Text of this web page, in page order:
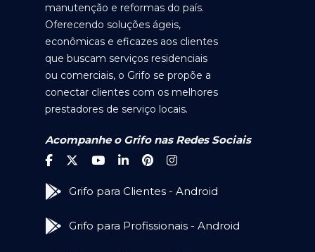
manutenção e reformas do país.
Oferecendo soluções ágeis,
econômicas e eficazes aos clientes
que buscam serviços residenciais
ou comerciais, o Grifo se propõe a
conectar clientes com os melhores
prestadores de serviço locais.
Acompanhe o Grifo nas Redes Sociais
Grifo para Clientes - Android
Grifo para Profissionais - Android